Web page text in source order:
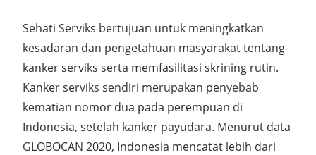
Sehati Serviks bertujuan untuk meningkatkan
kesadaran dan pengetahuan masyarakat tentang
kanker serviks serta memfasilitasi skrining rutin.
Kanker serviks sendiri merupakan penyebab
kematian nomor dua pada perempuan di
Indonesia, setelah kanker payudara. Menurut data
GLOBOCAN 2020, Indonesia mencatat lebih dari